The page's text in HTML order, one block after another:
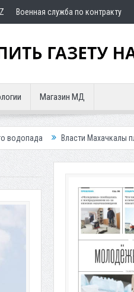
Военная служба по контракту
Магазин МД
Махачкалы планирует внедрить